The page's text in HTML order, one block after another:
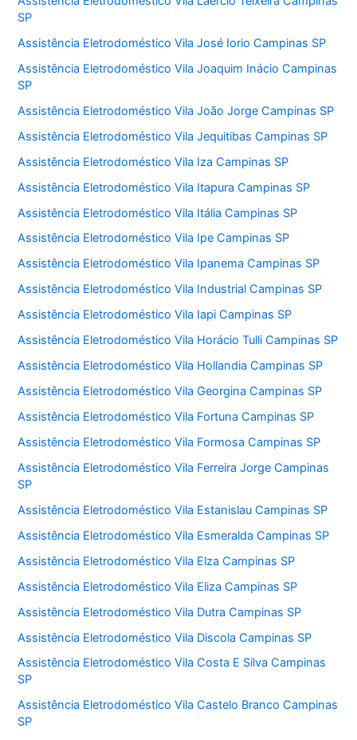
SP
Assistência Eletrodoméstico Vila José Iorio Campinas SP
Assistência Eletrodoméstico Vila Joaquim Inácio Campinas
SP
Assistência Eletrodoméstico Vila João Jorge Campinas SP
Assistência Eletrodoméstico Vila Jequitibas Campinas SP
Assistência Eletrodoméstico Vila Iza Campinas SP
Assistência Eletrodoméstico Vila Itapura Campinas SP
Assistência Eletrodoméstico Vila Itália Campinas SP
Assistência Eletrodoméstico Vila Ipe Campinas SP
Assistência Eletrodoméstico Vila Ipanema Campinas SP
Assistência Eletrodoméstico Vila Industrial Campinas SP
Assistência Eletrodoméstico Vila Iapi Campinas SP
Assistência Eletrodoméstico Vila Horácio Tulli Campinas SP
Assistência Eletrodoméstico Vila Hollandia Campinas SP
Assistência Eletrodoméstico Vila Georgina Campinas SP
Assistência Eletrodoméstico Vila Fortuna Campinas SP
Assistência Eletrodoméstico Vila Formosa Campinas SP
Assistência Eletrodoméstico Vila Ferreira Jorge Campinas
SP
Assistência Eletrodoméstico Vila Estanislau Campinas SP
Assistência Eletrodoméstico Vila Esmeralda Campinas SP
Assistência Eletrodoméstico Vila Elza Campinas SP
Assistência Eletrodoméstico Vila Eliza Campinas SP
Assistência Eletrodoméstico Vila Dutra Campinas SP
Assistência Eletrodoméstico Vila Discola Campinas SP
Assistência Eletrodoméstico Vila Costa E Silva Campinas
SP
Assistência Eletrodoméstico Vila Castelo Branco Campinas
SP